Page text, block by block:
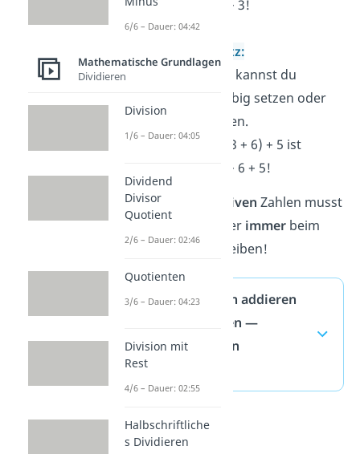
dasselbe wie 6 + 3!
Assoziativgesetz:
kannstdu
Klammern beliebig setzen oder
auch wegnehmen.
Das bedeutet: (3 + 6) + 5 ist
dasselbe wie 3 + 6 + 5!
Achtung!
negativen Zahlen musst
du die
aber immerbeim
Rechnen dazu schreiben!
Rationale Zahlen addieren
und subtrahieren —
häufigste Fragen
(ausklappen)
6/6 – Dauer: 04:42
Mathematische Grundlagen
Dividieren
Division
1/6 – Dauer: 04:05
Dividend
Divisor
Quotient
2/6 – Dauer: 02:46
Quotienten
3/6 – Dauer: 04:23
Division mit
Rest
4/6 – Dauer: 02:55
Halbschriftliche
s Dividieren